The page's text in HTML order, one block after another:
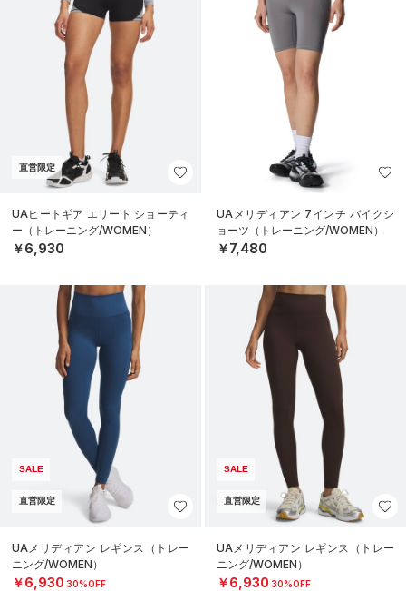
直営限定
UAヒートギア エリート ショーティ
ー（トレーニング/WOMEN）
￥6,930
UAメリディアン 7インチ バイクシ
ョーツ（トレーニング/WOMEN）
￥7,480
SALE
直営限定
UAメリディアン レギンス（トレー
ニング/WOMEN）
￥6,930 30%OFF
SALE
直営限定
UAメリディアン レギンス（トレー
ニング/WOMEN）
￥6,930 30%OFF